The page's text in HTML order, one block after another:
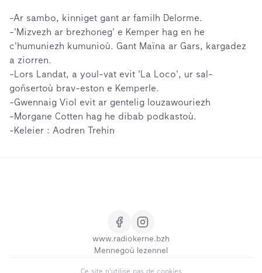
-Ar sambo, kinniget gant ar familh Delorme.
-'Mizvezh ar brezhoneg' e Kemper hag en he
c'humuniezh kumunioù. Gant Maïna ar Gars, kargadez
a ziorren.
-Lors Landat, a youl-vat evit 'La Loco', ur sal-
goñsertoù brav-eston e Kemperle.
-Gwennaig Viol evit ar gentelig louzawouriezh
-Morgane Cotten hag he dibab podkastoù.
-Keleier : Aodren Trehin
www.radiokerne.bzh
Mennegoù lezennel